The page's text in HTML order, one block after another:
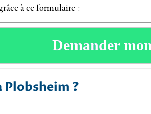
à ce formulaire :
Demander
?